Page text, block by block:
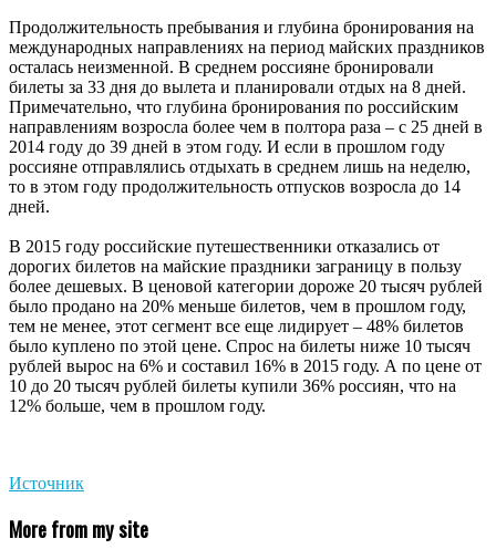
Продолжительность пребывания и глубина бронирования на
международных направлениях на период майских праздников
осталась неизменной. В среднем россияне бронировали
билеты за 33 дня до вылета и планировали отдых на 8 дней.
Примечательно, что глубина бронирования по российским
направлениям возросла более чем в полтора раза – с 25 дней в
2014 году до 39 дней в этом году. И если в прошлом году
россияне отправлялись отдыхать в среднем лишь на неделю,
то в этом году продолжительность отпусков возросла до 14
дней.
В 2015 году российские путешественники отказались от
дорогих билетов на майские праздники заграницу в пользу
более дешевых. В ценовой категории дороже 20 тысяч рублей
было продано на 20% меньше билетов, чем в прошлом году,
тем не менее, этот сегмент все еще лидирует – 48% билетов
было куплено по этой цене. Спрос на билеты ниже 10 тысяч
рублей вырос на 6% и составил 16% в 2015 году. А по цене от
10 до 20 тысяч рублей билеты купили 36% россиян, что на
12% больше, чем в прошлом году.
Источник
More from my site